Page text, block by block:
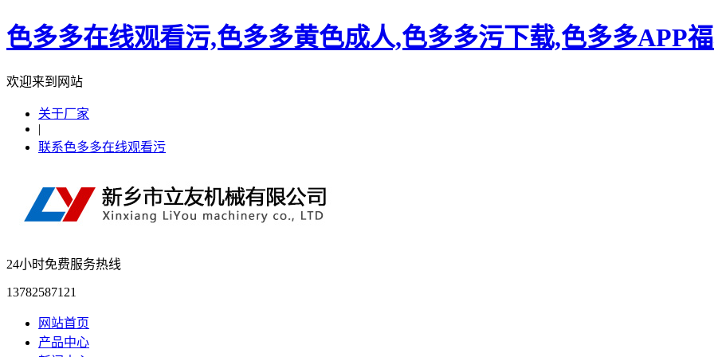
色多多在线观看污,色多多黄色成人,色多多污下载,色多多APP
欢迎来到网站
关于厂家
|
联系色多多在线观看污
24小时免费服务热线
13782587121
网站首页
产品中心